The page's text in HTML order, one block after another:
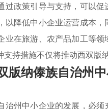
过政策引导与支持，可以
以降低中小企业运营成本
业在旅游、农产品加工等
持措施不仅将推动西双
版纳傣族自治州
治州中小企业的发展，必须